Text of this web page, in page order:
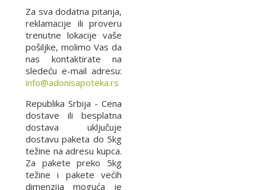
Za sva dodatna pitanja,
reklamacije ili proveru
trenutne lokacije vaše
pošiljke, molimo Vas da
nas kontaktirate na
sledeću e-mail adresu:
info@adonisapoteka.rs
Republika Srbija - Cena
dostave ili besplatna
dostava uključuje
dostavu paketa do 5kg
težine na adresu kupca.
Za pakete preko 5kg
težine i pakete većih
dimenzija moguća je